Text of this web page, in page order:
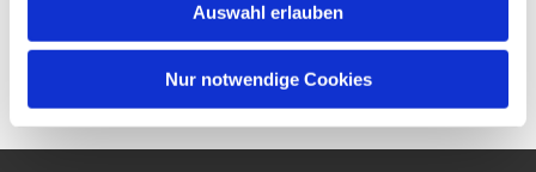
Auswahl erlauben
Nur notwendige Cookies